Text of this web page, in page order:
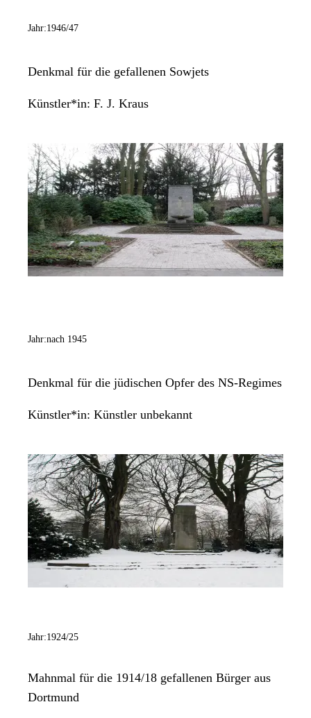
Jahr:1946/47
Denkmal für die gefallenen Sowjets
Künstler*in: F. J. Kraus
Jahr:nach 1945
Denkmal für die jüdischen Opfer des NS-Regimes
Künstler*in: Künstler unbekannt
Jahr:1924/25
Mahnmal für die 1914/18 gefallenen Bürger aus
Dortmund